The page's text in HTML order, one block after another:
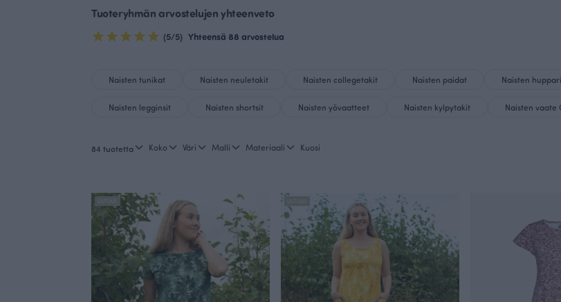
Tuoteryhmän arvostelujen yhteenveto
(5/5) Yhteensä 88 arvostelua
Naisten tunikat Naisten neuletakit Naisten collegetakit Naisten paidat Naisten
Naisten legginsit Naisten shortsit Naisten yövaatteet Naisten kylpytakit Naisten vaate
84 tuotetta Koko Väri Malli Materiaali Kuosi